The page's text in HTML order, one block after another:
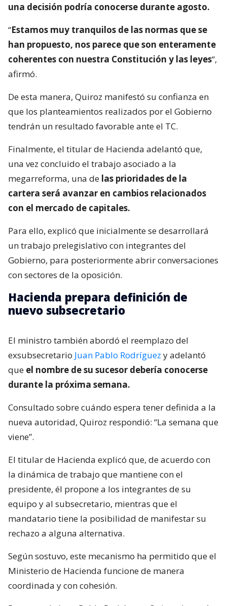
una decisión podría conocerse durante agosto.
“Estamos muy tranquilos de las normas que se
han propuesto, nos parece que son enteramente
coherentes con nuestra Constitución y las leyes“,
afirmó.
De esta manera, Quiroz manifestó su confianza en
que los planteamientos realizados por el Gobierno
tendrán un resultado favorable ante el TC.
Finalmente, el titular de Hacienda adelantó que,
una vez concluido el trabajo asociado a la
megarreforma, una de las prioridades de la
cartera será avanzar en cambios relacionados
con el mercado de capitales.
Para ello, explicó que inicialmente se desarrollará
un trabajo prelegislativo con integrantes del
Gobierno, para posteriormente abrir conversaciones
con sectores de la oposición.
Hacienda prepara definición de
nuevo subsecretario
El ministro también abordó el reemplazo del
exsubsecretario Juan Pablo Rodríguez y adelantó
que el nombre de su sucesor debería conocerse
durante la próxima semana.
Consultado sobre cuándo espera tener definida a la
nueva autoridad, Quiroz respondió: “La semana que
viene”.
El titular de Hacienda explicó que, de acuerdo con
la dinámica de trabajo que mantiene con el
presidente, él propone a los integrantes de su
equipo y al subsecretario, mientras que el
mandatario tiene la posibilidad de manifestar su
rechazo a alguna alternativa.
Según sostuvo, este mecanismo ha permitido que el
Ministerio de Hacienda funcione de manera
coordinada y con cohesión.